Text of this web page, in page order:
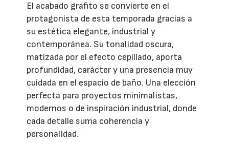
El acabado grafito se convierte en el
protagonista de esta temporada gracias a
su estética elegante, industrial y
contemporánea. Su tonalidad oscura,
matizada por el efecto cepillado, aporta
profundidad, carácter y una presencia muy
cuidada en el espacio de baño. Una elección
perfecta para proyectos minimalistas,
modernos o de inspiración industrial, donde
cada detalle suma coherencia y
personalidad.